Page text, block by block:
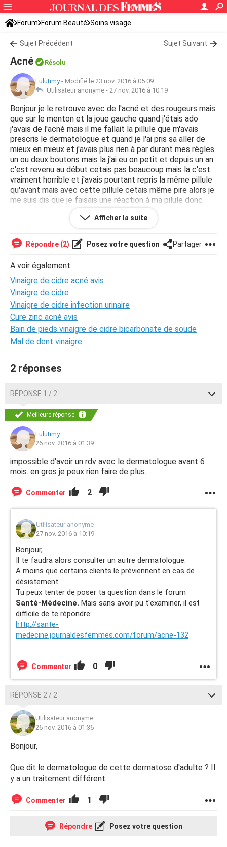
Forum Forum Beauté Soins visage
Sujet Précédent Sujet Suivant
Acné Résolu
Lulutimy- Modifié le 23 nov. 2016 à 05:09
Utilisateur anonyme - 27 nov. 2016 à 10:19
Bonjour je le retrouve avec de l'acné et des rougeurs mais
que sur le menton et la joue gauche quand j'étais ado
j'avais de l'acné mais il me fallait la pillule que m'avais
prescris le dermatologue et quand je l'ai pris sa aller de
mieux en mieux et j'avais plus rien à par durant mes règles
un ou deux boutons mais la j'ai eu on petit et depuis un an
c'est revenu au début cetais pas beaucoup mais la c'est
vraiment horrible et j'avais pourtant repris la même pillule
qu'avant mais avec cette pillule cetais même pire alors je
me suis dis que je faisais une réaction à ma pilule donc
j'avais décidé de l'arrêter mais en vain toujours les
boutons maintenant j'ai aucune contraception et je
pilule je fais même des soins pour le visage mais rien y
faire. je ne sais plus quoi faire et j'aimerai savoir si c'est
arriver à d'autre personne et comment avez vous fait pour
les enlever? jattend vos réponse avec impatience et je
vous remercie aussi d'avance.
--
Posté depuis CCM Live forum pour Android
Afficher la suite
Répondre (2) Posez votre question Partager
A voir également:
Vinaigre de cidre acné avis
Vinaigre de cidre
Vinaigre de cidre infection urinaire
Cure zinc acné avis
Bain de pieds vinaigre de cidre bicarbonate de soude
Mal de dent vinaigre
2 réponses
RÉPONSE 1 / 2
Meilleure réponse
Lulutimy
26 nov. 2016 à 01:39
impossible d'avoir un rdv avec le dermatologue avant 6
mois. en gros je peux rien faire de plus.
Commenter 2
Utilisateur anonyme
27 nov. 2016 à 10:19
Bonjour,
Il te faudra alors consulter un autre dermatologue.
A moins que certains clients le préviennent en cas de
désistement.
Tu peux tenter de poser ta question dans le forum
Santé-Médecine. Mais sans avoir pu t'examiner, il est
difficile de te répondre:
http://sante-
medecine.journaldesfemmes.com/forum/acne-132
Commenter 0
RÉPONSE 2 / 2
Utilisateur anonyme
26 nov. 2016 à 01:36
Bonjour,
Que dit le dermatologue de cette dermatose d'adulte ? Il
y a un traitement différent.
Commenter 1
Répondre Posez votre question